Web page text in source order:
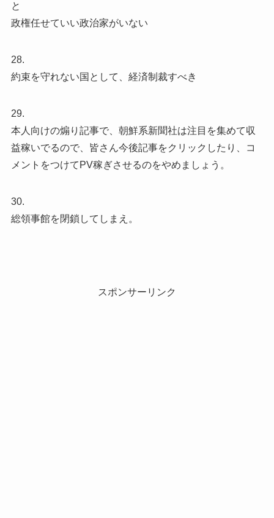
と
政権任せていい政治家がいない
28.
約束を守れない国として、経済制裁すべき
29.
本人向けの煽り記事で、朝鮮系新聞社は注目を集めて収
益稼いでるので、皆さん今後記事をクリックしたり、コ
メントをつけてPV稼ぎさせるのをやめましょう。
30.
総領事館を閉鎖してしまえ。
スポンサーリンク